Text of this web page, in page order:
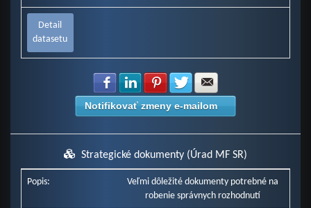
Detail
datasetu
Zdielať na Facebook
Zdielať na LinkedIn
Zdielať na Pinterest
Zdielať na Twitter
Notifikovať zmeny e-mailom
Strategické dokumenty (Úrad MF SR)
Popis:
Veľmi dôležité dokumenty potrebné na
robenie správnych rozhodnutí